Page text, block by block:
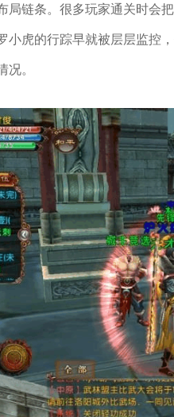
局链条。很多玩家通关时会
小虎的行踪早就被层层监控
。